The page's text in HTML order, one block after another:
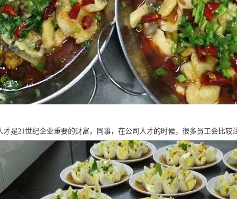
是21世纪企业重要的财富，同事，在公司人才的时候，很多员工会比较